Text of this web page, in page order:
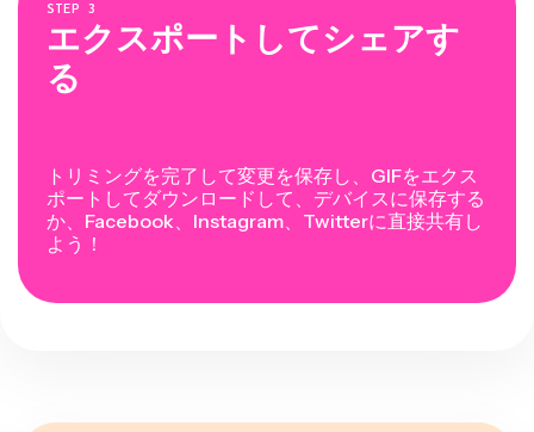
STEP 3
エクスポートしてシェアす
る
トリミングを完了して変更を保存し、GIFをエクス
ポートしてダウンロードして、デバイスに保存する
か、Facebook、Instagram、Twitterに直接共有し
よう！